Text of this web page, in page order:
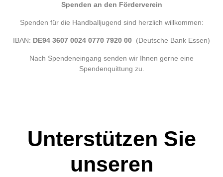
Spenden an den Förderverein
Spenden für die Handballjugend sind herzlich willkommen:
IBAN: DE94 3607 0024 0770 7920 00 (Deutsche Bank Essen)
Nach Spendeneingang senden wir Ihnen gerne eine
Spendenquittung zu.
Unterstützen Sie
unseren